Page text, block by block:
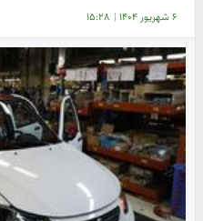
۶ شهریور ۱۴۰۴ | ۱۵:۲۸